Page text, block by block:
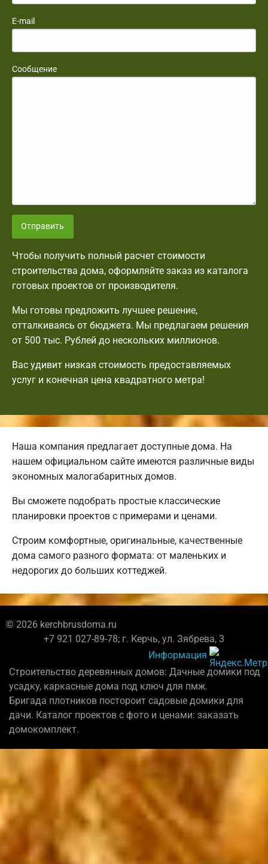
E-mail
Сообщение
Отправить
Чтобы получить полный расчет стоимости
строительства дома, оформляйте заказ из каталога
готовых проектов от производителя.
Мы готовы предложить лучшее решение,
отталкиваясь от бюджета. Мы предлагаем решения
от 500 тыс. Рублей до нескольких миллионов.
Вас удивит низкая стоимость предоставляемых
услуг и конечная цена квадратного метра!
Наша компания предлагает доступные дома. На
нашем официальном сайте имеются различные виды
экономных малогабаритных домов.
Вы сможете подобрать простые классические
планировки проектов с примерами и ценами.
Строим комфортные, оригинальные, качественные
дома самого разного формата: от маленьких и
недорогих до больших коттеджей.
© 2026 kerchbrusdoma.ru
+7 921 027-89-78; г. Керчь, ул. Зябрева, 3
Информация
Строительство деревянных домов: Дачные домики под
усадку, каркасные дома под ключ для пмж.
Бригада плотников постороит садовые домики для
дачи. Каталог проектов с фото и ценами: заказать
домокомплект.